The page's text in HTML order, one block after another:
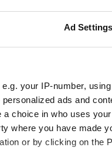
Ad Settings
your IP-number,
ads and
choice in who uses
where you have made
or by clicking on the
durch die Niederlande.
Stellplatz auf dem
hoeve in der Nähe
Wunderschöner